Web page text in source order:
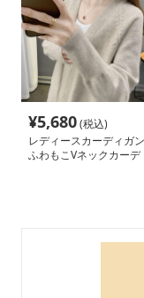
¥5,680(税込)
レディースカーディガン
ふわもこVネックカーデ